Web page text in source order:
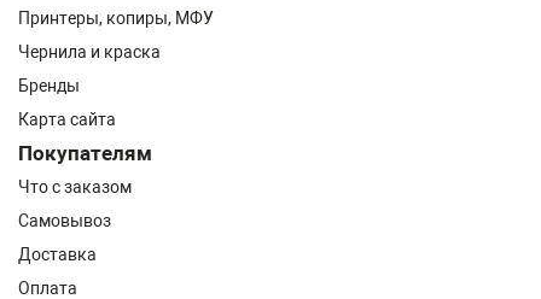
Принтеры, копиры, МФУ
Чернила и краска
Бренды
Карта сайта
Покупателям
Что с заказом
Самовывоз
Доставка
Оплата